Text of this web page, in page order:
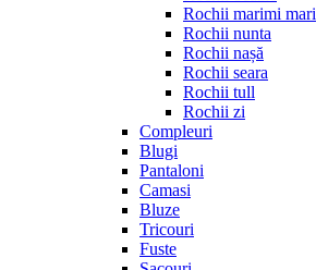
Rochii marimi mari
Rochii nunta
Rochii nașă
Rochii seara
Rochii tull
Rochii zi
Compleuri
Blugi
Pantaloni
Camasi
Bluze
Tricouri
Fuste